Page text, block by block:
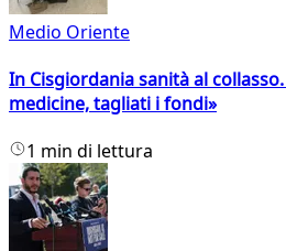
Medio Oriente
In Cisgiordania sanità al
medicine, tagliati i fondi»
1 min di lettura